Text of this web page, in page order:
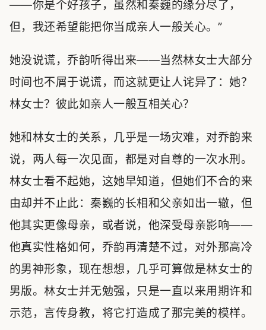
——你是个好孩子，虽然和秦巍的缘分尽了，
但，我还希望能把你当成亲人一般关心。”
她没说谎，乔韵听得出来——当然林女士大部分
时间也不屑于说谎，而这就更让人诧异了：她？
林女士？彼此如亲人一般互相关心？
她和林女士的关系，几乎是一场灾难，对乔韵来
说，两人每一次见面，都是对自尊的一次水刑。
林女士看不起她，这她早知道，但她们不合的来
由却并不止此：秦巍的长相和父亲如出一辙，但
他其实更像母亲，或者说，他深受母亲影响——
他真实性格如何，乔韵再清楚不过，对外那高冷
的男神形象，现在想想，几乎可算做是林女士的
男版。林女士并无勉强，只是一直以来用期许和
示范，言传身教，将它打造成了那完美的模样。